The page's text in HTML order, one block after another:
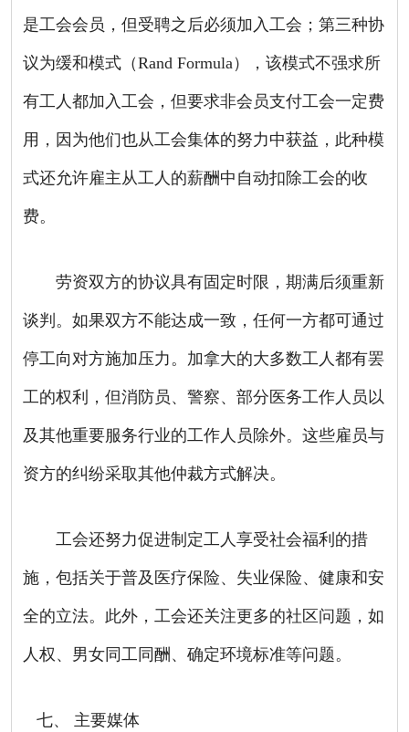
是工会会员，但受聘之后必须加入工会；第三种协
议为缓和模式（Rand Formula），该模式不强求所
有工人都加入工会，但要求非会员支付工会一定费
用，因为他们也从工会集体的努力中获益，此种模
式还允许雇主从工人的薪酬中自动扣除工会的收
费。
劳资双方的协议具有固定时限，期满后须重新
谈判。如果双方不能达成一致，任何一方都可通过
停工向对方施加压力。加拿大的大多数工人都有罢
工的权利，但消防员、警察、部分医务工作人员以
及其他重要服务行业的工作人员除外。这些雇员与
资方的纠纷采取其他仲裁方式解决。
工会还努力促进制定工人享受社会福利的措
施，包括关于普及医疗保险、失业保险、健康和安
全的立法。此外，工会还关注更多的社区问题，如
人权、男女同工同酬、确定环境标准等问题。
七、 主要媒体